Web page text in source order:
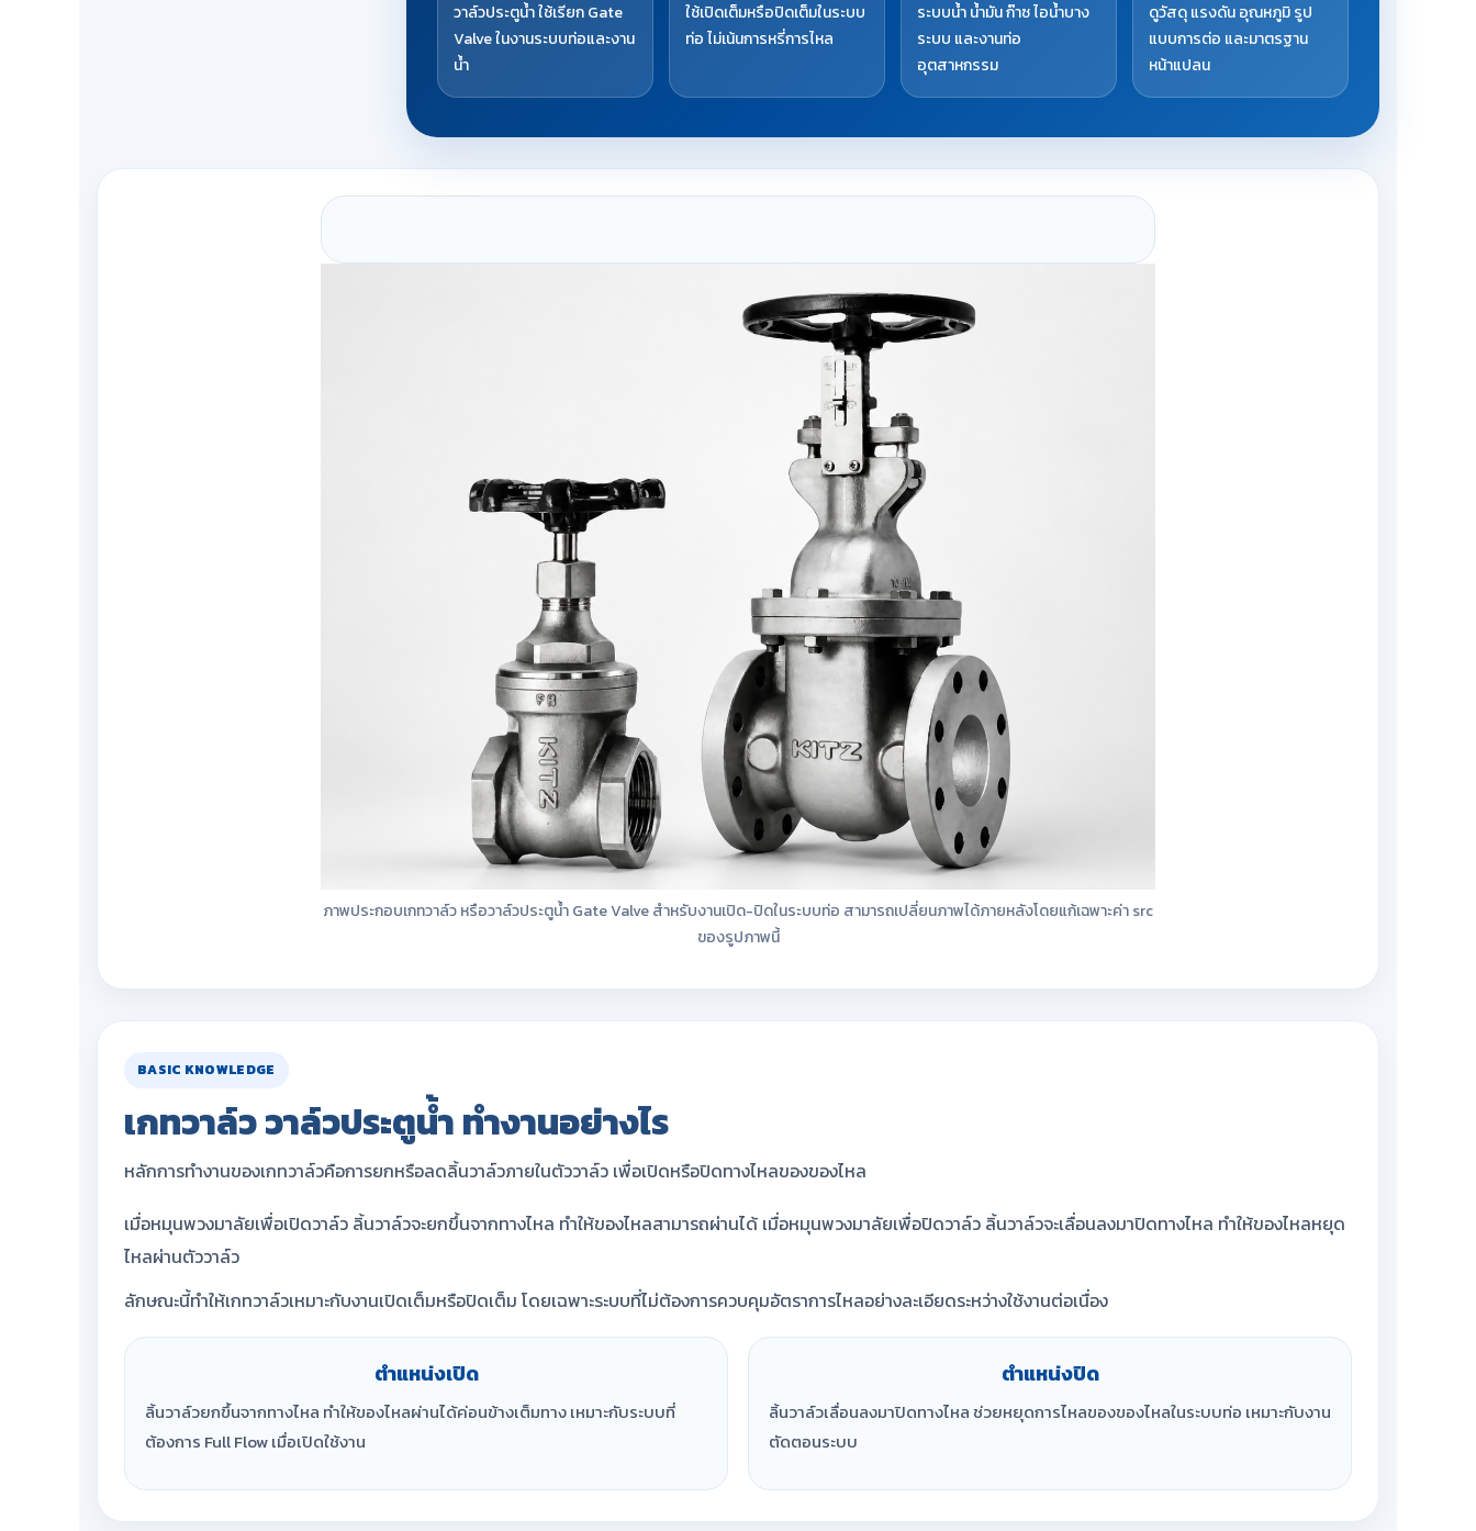
วาล์วประตูน้ำ ใช้เรียก Gate
Valve ในงานระบบท่อและงาน
น้ำ
ใช้เปิดเต็มหรือปิดเต็มในระบบ
ท่อ ไม่เน้นการหรี่การไหล
ระบบน้ำ น้ำมัน ก๊าซ ไอน้ำบาง
ระบบ และงานท่อ
อุตสาหกรรม
ดูวัสดุ แรงดัน อุณหภูมิ รูป
แบบการต่อ และมาตรฐาน
หน้าแปลน
ภาพประกอบเกทวาล์ว หรือวาล์วประตูน้ำ Gate Valve สำหรับงานเปิด-ปิดในระบบท่อ สามารถเปลี่ยนภาพได้ภายหลังโดยแก้เฉพาะค่า src
ของรูปภาพนี้
BASIC KNOWLEDGE
เกทวาล์ว วาล์วประตูน้ำ ทำงานอย่างไร
หลักการทำงานของเกทวาล์วคือการยกหรือลดลิ้นวาล์วภายในตัววาล์ว เพื่อเปิดหรือปิดทางไหลของของไหล
เมื่อหมุนพวงมาลัยเพื่อเปิดวาล์ว ลิ้นวาล์วจะยกขึ้นจากทางไหล ทำให้ของไหลสามารถผ่านได้ เมื่อหมุนพวงมาลัยเพื่อปิดวาล์ว ลิ้นวาล์วจะเลื่อนลงมาปิดทางไหล ทำให้ของไหลหยุด
ไหลผ่านตัววาล์ว
ลักษณะนี้ทำให้เกทวาล์วเหมาะกับงานเปิดเต็มหรือปิดเต็ม โดยเฉพาะระบบที่ไม่ต้องการควบคุมอัตราการไหลอย่างละเอียดระหว่างใช้งานต่อเนื่อง
ตำแหน่งเปิด
ลิ้นวาล์วยกขึ้นจากทางไหล ทำให้ของไหลผ่านได้ค่อนข้างเต็มทาง เหมาะกับระบบที่
ต้องการ Full Flow เมื่อเปิดใช้งาน
ตำแหน่งปิด
ลิ้นวาล์วเลื่อนลงมาปิดทางไหล ช่วยหยุดการไหลของของไหลในระบบท่อ เหมาะกับงาน
ตัดตอนระบบ